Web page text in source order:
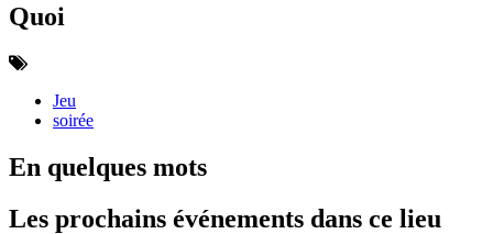
Quoi
Jeu
soirée
En quelques mots
Les prochains événements dans ce lieu